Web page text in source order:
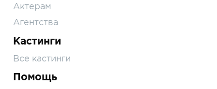
Актерам
Агентства
Кастинги
Все кастинги
Помощь